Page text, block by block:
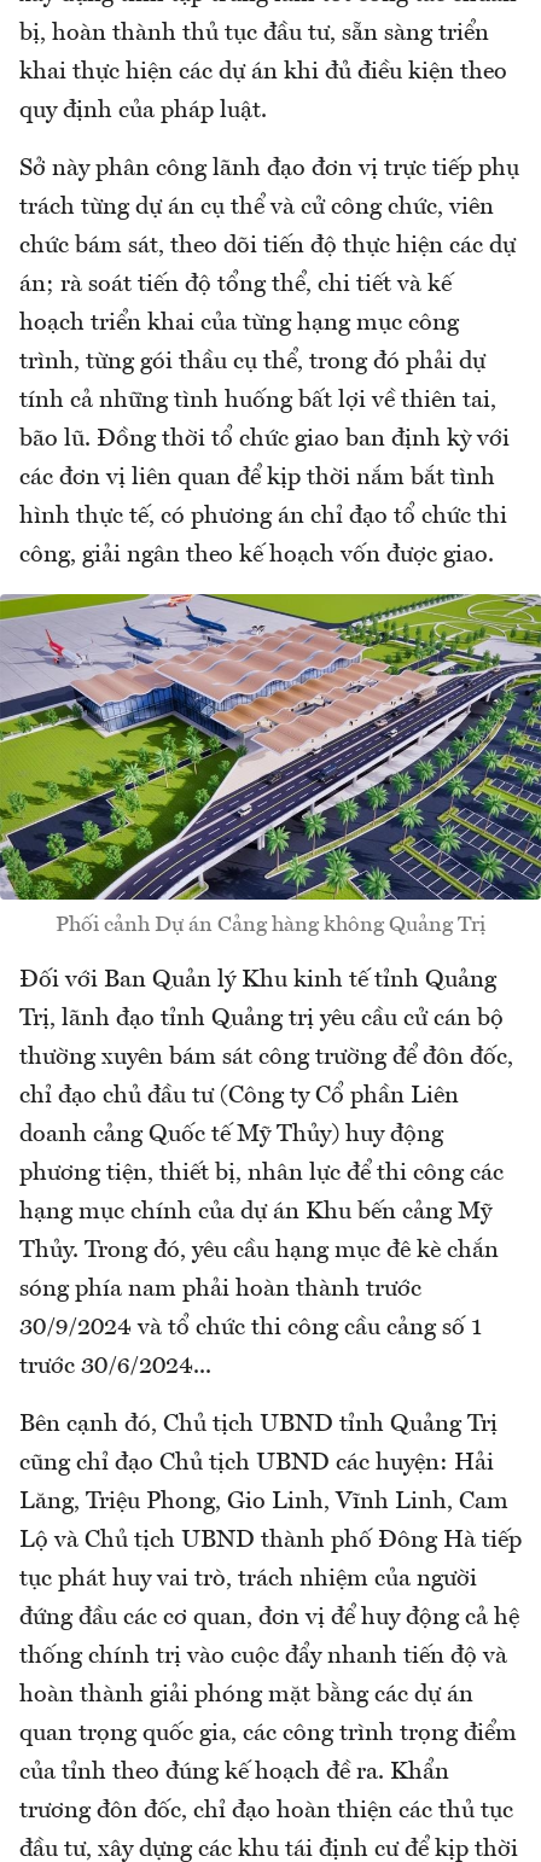
bị, hoàn thành thủ tục đầu tư, sẵn sàng triển
khai thực hiện các dự án khi đủ điều kiện theo
quy định của pháp luật.
Sở này phân công lãnh đạo đơn vị trực tiếp phụ
trách từng dự án cụ thể và cử công chức, viên
chức bám sát, theo dõi tiến độ thực hiện các dự
án; rà soát tiến độ tổng thể, chi tiết và kế
hoạch triển khai của từng hạng mục công
trình, từng gói thầu cụ thể, trong đó phải dự
tính cả những tình huống bất lợi về thiên tai,
bão lũ. Đồng thời tổ chức giao ban định kỳ với
các đơn vị liên quan để kịp thời nắm bắt tình
hình thực tế, có phương án chỉ đạo tổ chức thi
công, giải ngân theo kế hoạch vốn được giao.
Phối cảnh Dự án Cảng hàng không Quảng Trị
Đối với Ban Quản lý Khu kinh tế tỉnh Quảng
Trị, lãnh đạo tỉnh Quảng trị yêu cầu cử cán bộ
thường xuyên bám sát công trường để đôn đốc,
chỉ đạo chủ đầu tư (Công ty Cổ phần Liên
doanh cảng Quốc tế Mỹ Thủy) huy động
phương tiện, thiết bị, nhân lực để thi công các
hạng mục chính của dự án Khu bến cảng Mỹ
Thủy. Trong đó, yêu cầu hạng mục đê kè chắn
sóng phía nam phải hoàn thành trước
30/9/2024 và tổ chức thi công cầu cảng số 1
trước 30/6/2024...
Bên cạnh đó, Chủ tịch UBND tỉnh Quảng Trị
cũng chỉ đạo Chủ tịch UBND các huyện: Hải
Lăng, Triệu Phong, Gio Linh, Vĩnh Linh, Cam
Lộ và Chủ tịch UBND thành phố Đông Hà tiếp
tục phát huy vai trò, trách nhiệm của người
đứng đầu các cơ quan, đơn vị để huy động cả hệ
thống chính trị vào cuộc đẩy nhanh tiến độ và
hoàn thành giải phóng mặt bằng các dự án
quan trọng quốc gia, các công trình trọng điểm
của tỉnh theo đúng kế hoạch đề ra. Khẩn
trương đôn đốc, chỉ đạo hoàn thiện các thủ tục
đầu tư, xây dựng các khu tái định cư để kịp thời